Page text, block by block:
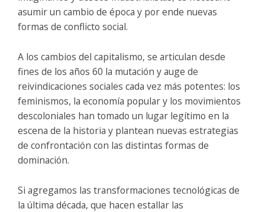
asumir un cambio de época y por ende nuevas
formas de conflicto social.
A los cambios del capitalismo, se articulan desde
fines de los años 60 la mutación y auge de
reivindicaciones sociales cada vez más potentes: los
feminismos, la economía popular y los movimientos
descoloniales han tomado un lugar legítimo en la
escena de la historia y plantean nuevas estrategias
de confrontación con las distintas formas de
dominación.
Si agregamos las transformaciones tecnológicas de
la última década, que hacen estallar las